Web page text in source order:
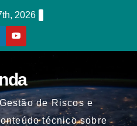
2026
de Riscos e
técnico sobre